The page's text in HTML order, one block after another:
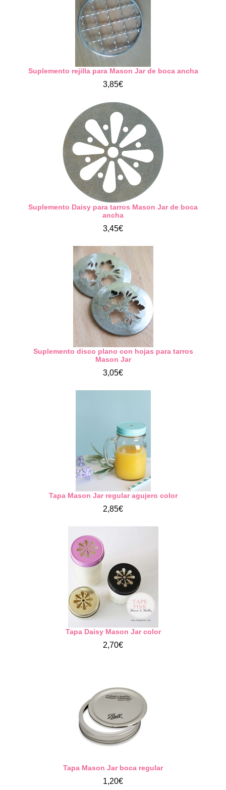
Suplemento rejilla para Mason Jar de boca ancha
3,85€
Suplemento Daisy para tarros Mason Jar de boca
ancha
3,45€
Suplemento disco plano con hojas para tarros
Mason Jar
3,05€
Tapa Mason Jar regular agujero color
2,85€
Tapa Daisy Mason Jar color
2,70€
Tapa Mason Jar boca regular
1,20€